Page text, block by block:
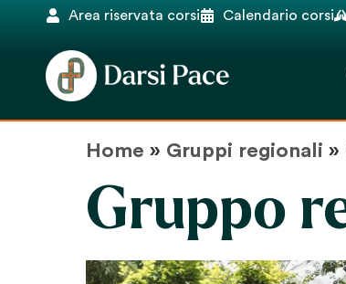
Area riservata corsi Calendario corsi
Home » Gruppi regionali »
Gruppo